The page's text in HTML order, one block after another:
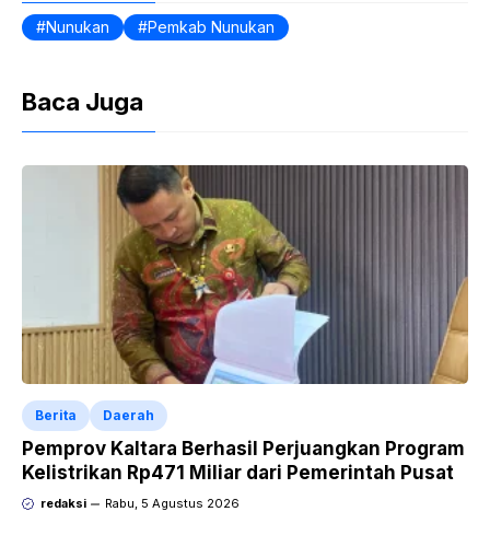
k
y
Nunukan Pemkab Nunukan
Baca Juga
Berita Daerah
Pemprov Kaltara Berhasil Perjuangkan Program
Kelistrikan Rp471 Miliar dari Pemerintah Pusat
redaksi Rabu, 5 Agustus 2026